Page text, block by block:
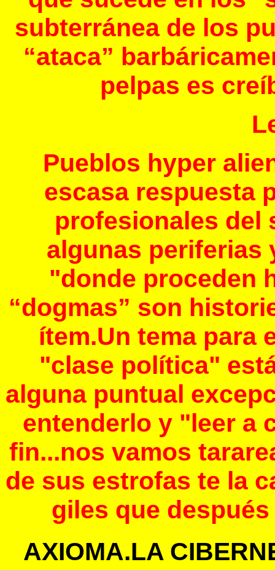
subterránea de los
“ataca”
pelpas es
Pueblos hyper
escasa respuesta
profesionales del
algunas periferias
"donde proceden
“dogmas” son
ítem.Un tema para
"clase política"
alguna puntual
entenderlo y "leer a
fin...nos vamos
de sus estrofas te la
giles que
AXIOMA.LA